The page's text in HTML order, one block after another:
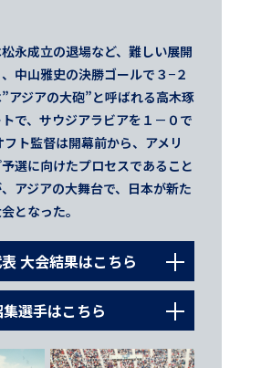
永成立の退場など、難しい展開
中山雅史の決勝ゴールで３−２
アジアの大砲”と呼ばれる高木琢
で、サウジアラビアを１－０で
ト監督は開幕前から、アメリ
選に向けたプロセスであること
アジアの大舞台で、日本が新た
となった。
大会結果はこちら
選手はこちら
GK